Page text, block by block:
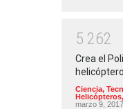
5 262
Crea el
Ciencia,
Helicópteros,
marzo 9, 2017